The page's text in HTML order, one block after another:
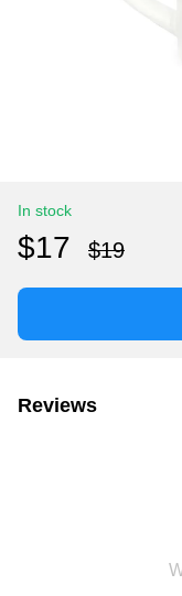
In stock
$17 $19
Reviews